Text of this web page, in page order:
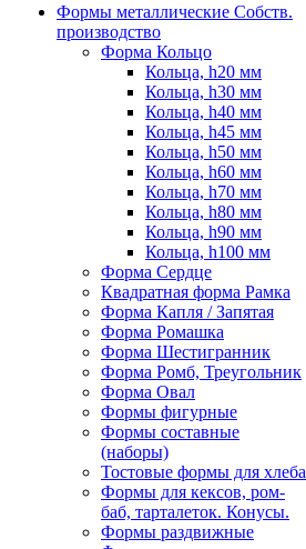
Формы металлические Собств.
производство
Форма Кольцо
Кольца, h20 мм
Кольца, h30 мм
Кольца, h40 мм
Кольца, h45 мм
Кольца, h50 мм
Кольца, h60 мм
Кольца, h70 мм
Кольца, h80 мм
Кольца, h90 мм
Кольца, h100 мм
Форма Сердце
Квадратная форма Рамка
Форма Капля / Запятая
Форма Ромашка
Форма Шестигранник
Форма Ромб, Треугольник
Форма Овал
Формы фигурные
Формы составные
(наборы)
Тостовые формы для хлеба
Формы для кексов, ром-
баб, тарталеток. Конусы.
Формы раздвижные